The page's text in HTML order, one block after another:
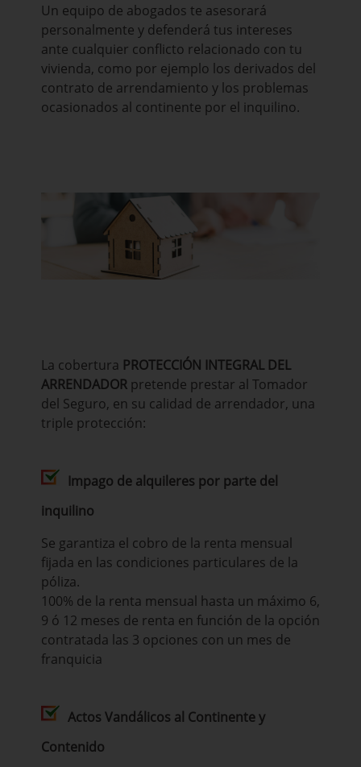
Un equipo de abogados te asesorará
personalmente y defenderá tus intereses
ante cualquier conflicto relacionado con tu
vivienda, como por ejemplo los derivados del
contrato de arrendamiento y los problemas
ocasionados al continente por el inquilino.
La cobertura PROTECCIÓN INTEGRAL DEL
ARRENDADOR pretende prestar al Tomador
del Seguro, en su calidad de arrendador, una
triple protección:
Impago de alquileres por parte del
inquilino
Se garantiza el cobro de la renta mensual
fijada en las condiciones particulares de la
póliza.
100% de la renta mensual hasta un máximo 6,
9 ó 12 meses de renta en función de la opción
contratada las 3 opciones con un mes de
franquicia
Actos Vandálicos al Continente y
Contenido